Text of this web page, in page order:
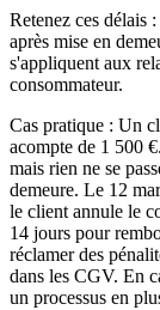
Retenez ces délais
après mise en
s'appliquent aux
consommateur.
Cas pratique : Un
acompte de 1 500
mais rien ne se
demeure. Le 12
le client annule le
14 jours pour
réclamer des
dans les CGV. En
un processus en